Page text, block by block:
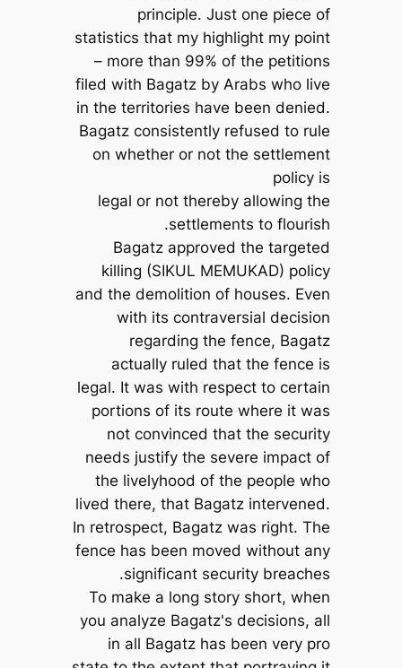
principle. Just one piece of
statistics that my highlight my point
– more than 99% of the petitions
filed with Bagatz by Arabs who live
in the territories have been denied.
Bagatz consistently refused to rule
on whether or not the settlement
policy is
legal or not thereby allowing the
settlements to flourish.
Bagatz approved the targeted
killing (SIKUL MEMUKAD) policy
and the demolition of houses. Even
with its contraversial decision
regarding the fence, Bagatz
actually ruled that the fence is
legal. It was with respect to certain
portions of its route where it was
not convinced that the security
needs justify the severe impact of
the livelyhood of the people who
lived there, that Bagatz intervened.
In retrospect, Bagatz was right. The
fence has been moved without any
significant security breaches.
To make a long story short, when
you analyze Bagatz's decisions, all
in all Bagatz has been very pro